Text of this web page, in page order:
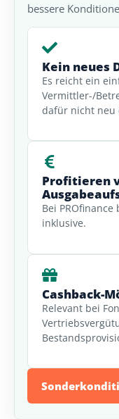
bessere
Kein neues
Es reicht ein
Vermittler-/
dafür nicht neu
Profitieren
Bei
inklusive.
Cashback-
Relevant bei